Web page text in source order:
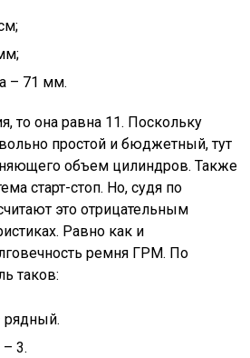
– 71 мм.
то она равна 11. Поскольку
простой и бюджетный, тут
объем цилиндров. Также
старт-стоп. Но, судя по
это отрицательным
Равно как и
ремня ГРМ. По
таков:
рядный.
3.